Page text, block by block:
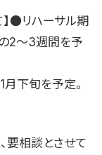
】●リハーサル期
2〜3週間を予
月下旬を予定。
要相談とさせて